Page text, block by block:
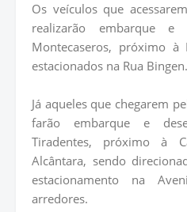
Os veículos que
realizarão embarque e
Montecaseros, próximo à
estacionados na Rua Bingen.
Já aqueles que chegarem
farão embarque e
Tiradentes, próximo à
Alcântara, sendo
estacionamento na
arredores.